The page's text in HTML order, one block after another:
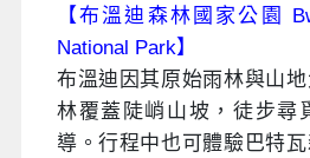
【布溫迪森林國家公園
National Park】
布溫迪因其原始雨林與山
林覆蓋陡峭山坡，徒步尋
導。行程中也可體驗巴特